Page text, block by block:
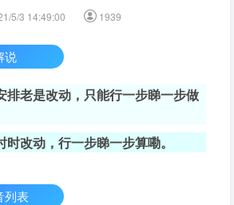
5/3 14:49:00 1939
说
排老是改动，只能行一步睇一步做
改动，行一步睇一步算嘞。
列表